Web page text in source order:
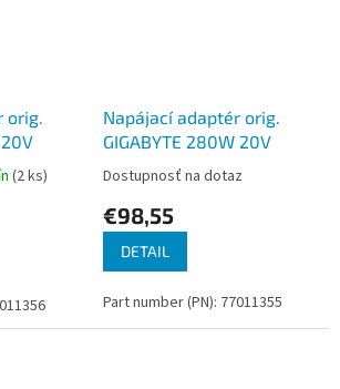
orig.
20V
(2 ks)
Napájací adaptér orig.
GIGABYTE 280W 20V
Dostupnosť na dotaz
€98,55
DETAIL
Part number (PN): 77011355